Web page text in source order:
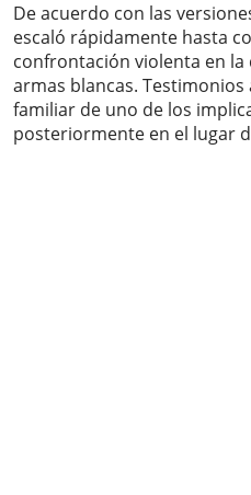
De acuerdo con las
escaló rápidamente hasta
confrontación violenta en
armas blancas.
familiar de uno de los
posteriormente en el lugar